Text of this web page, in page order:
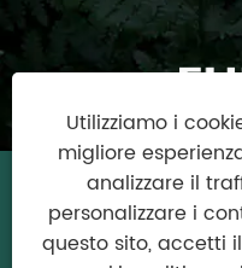
Copyright © 2024
Garden Tools
Utilizziamo i
migliore
analizzare il
personalizzare i
questo sito, accetti